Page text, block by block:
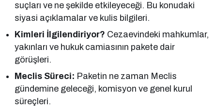
suçları ve ne şekilde etkileyeceği. Bu konudaki
siyasi açıklamalar ve kulis bilgileri.
Kimleri İlgilendiriyor? Cezaevindeki mahkumlar,
yakınları ve hukuk camiasının pakete dair
görüşleri.
Meclis Süreci: Paketin ne zaman Meclis
gündemine geleceği, komisyon ve genel kurul
süreçleri.